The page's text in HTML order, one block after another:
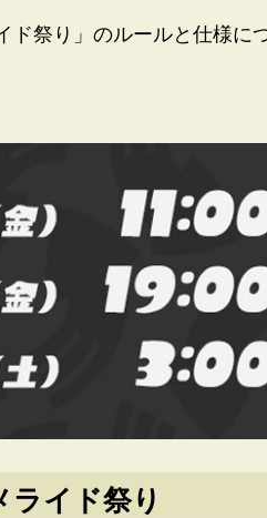
祭り」のルールと仕様に
ライド祭り